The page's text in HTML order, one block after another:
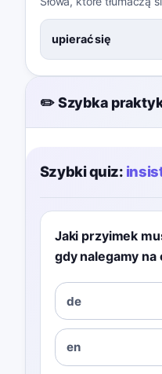
upierać się
✏️ Szybka
Szybki quiz:
Jaki przyimek
gdy nalegamy na
de
en